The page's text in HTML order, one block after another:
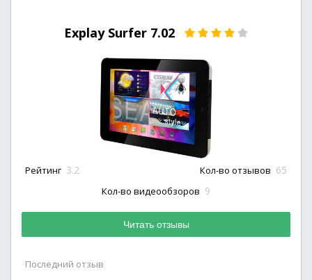
Explay Surfer 7.02
Рейтинг 3.2 Кол-во отзывов 65
Кол-во видеообзоров 9
Читать отзывы
Последний отзыв